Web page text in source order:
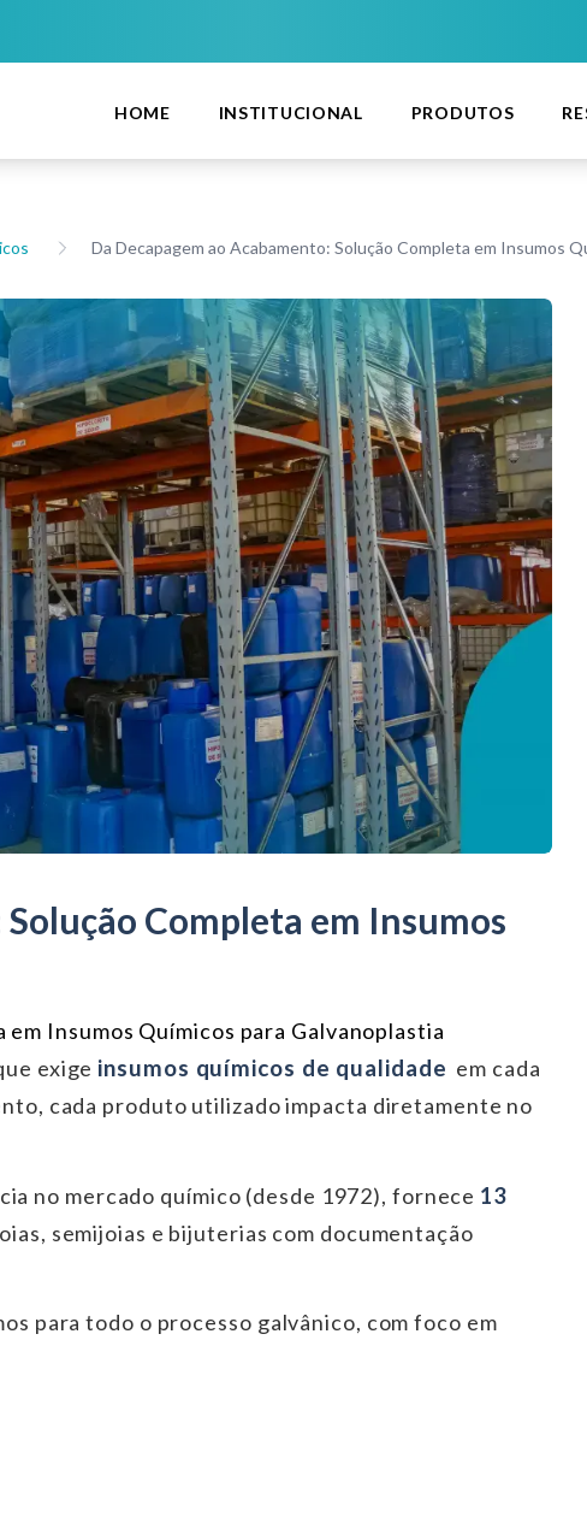
HOME INSTITUCIONAL PRODUTOS
Da Decapagem ao Acabamento: Solução Completa em Insumos
Completa em Insumos
Insumos Químicos para Galvanoplastia
exige insumos químicos de qualidade em cada
cada produto utilizado impacta diretamente no
no mercado químico (desde 1972), fornece 13
semijoias e bijuterias com documentação
para todo o processo galvânico, com foco em